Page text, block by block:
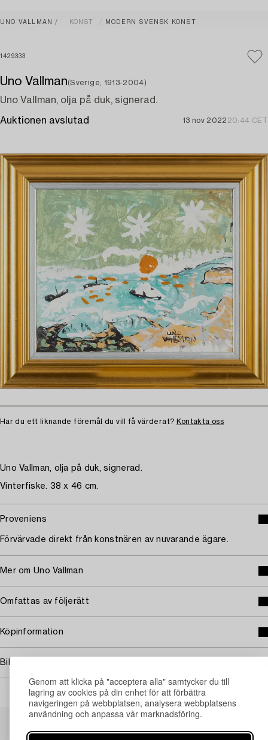
Genom att klicka på "acceptera alla" samtycker du till
lagring av cookies på din enhet för att förbättra
navigeringen på webbplatsen, analysera webbplatsens
användning och anpassa vår marknadsföring.
UNO VALLMAN KONST MODERN SVENSK KONST
1429333
Uno Vallman(Sverige, 1913-2004)
Uno Vallman, olja på duk, signerad.
Auktionen avslutad 13 nov 2022 20:44 CET
Har du ett liknande föremål du vill få värderat? Kontakta oss
Uno Vallman, olja på duk, signerad.
Vinterfiske. 38 x 46 cm.
Proveniens
Förvärvade direkt från konstnären av nuvarande ägare.
Mer om Uno Vallman
Omfattas av följerätt
Köpinformation
Bildrättigheter
Andra har även tittat på